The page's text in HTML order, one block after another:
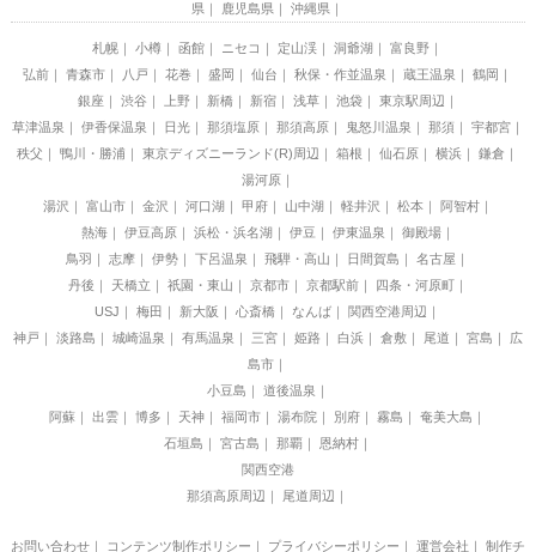
県
鹿児島県 沖縄県
札幌 小樽 函館 ニセコ 定山渓 洞爺湖
富良野
弘前
青森市 八戸 花巻 盛岡 仙台 秋保・作並温泉 蔵王温泉
鶴岡
銀座
渋谷 上野 新橋 新宿 浅草 池袋
東京駅周辺
草津温泉
伊香保温泉 日光 那須塩原 那須高原 鬼怒川温泉 那須
宇都宮
秩父
鴨川・勝浦 東京ディズニーランド(R)周辺 箱根 仙石原 横浜
鎌倉
湯河原
湯沢
富山市 金沢 河口湖 甲府 山中湖 軽井沢 松本
阿智村
熱海
伊豆高原 浜松・浜名湖 伊豆 伊東温泉
御殿場
鳥羽
志摩 伊勢 下呂温泉 飛騨・高山 日間賀島
名古屋
丹後
天橋立 祇園・東山 京都市 京都駅前
四条・河原町
USJ
梅田 新大阪 心斎橋 なんば
関西空港周辺
神戸
淡路島 城崎温泉 有馬温泉 三宮 姫路 白浜 倉敷 尾道 宮島
広
島市
小豆島
道後温泉
阿蘇
出雲 博多 天神 福岡市 湯布院 別府 霧島
奄美大島
石垣島
宮古島 那覇
恩納村
関西空港
那須高原周辺
尾道周辺
お問い合わせ｜ コンテンツ制作ポリシー ｜ プライバシーポリシー ｜ 運営会社 ｜ 制作チ